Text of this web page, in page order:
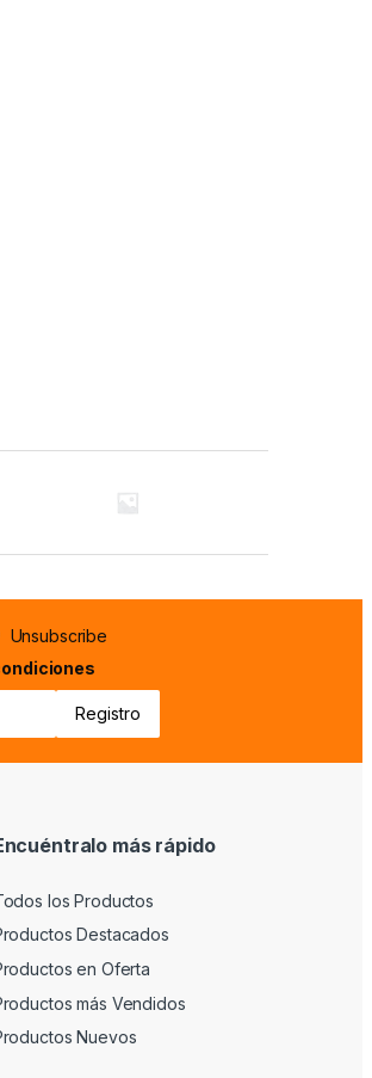
Unsubscribe
más rápido
los Productos
Destacados
en Oferta
más Vendidos
Nuevos